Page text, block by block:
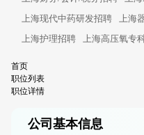
上海现代中药研发招聘
上海
上海护理招聘
上海高压氧专
首页
职位列表
职位详情
公司基本信息